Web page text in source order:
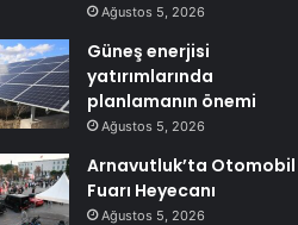
Ağustos 5, 2026
Güneş enerjisi
yatırımlarında
planlamanın önemi
Ağustos 5, 2026
Arnavutluk’ta Otomobil
Fuarı Heyecanı
Ağustos 5, 2026